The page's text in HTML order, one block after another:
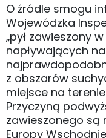
O źródle smogu
Wojewódzka
„pył zawieszony
napływających
z obszarów
miejsce na
Przyczyną
zawieszonego są
Europy